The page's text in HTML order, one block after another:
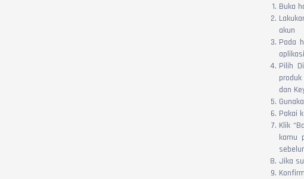
Buka
akun
Pada
Pilih
dan
Pakai
Klik
kamu
Jika